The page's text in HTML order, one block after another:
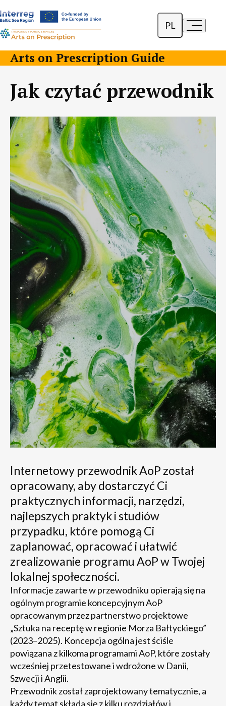
a- a+
PL
English
Lietuvių
Arts on Prescription Guide
Jak czytać przewodnik
Internetowy przewodnik AoP został
opracowany, aby dostarczyć Ci
praktycznych informacji, narzędzi,
najlepszych praktyk i studiów
przypadku, które pomogą Ci
zaplanować, opracować i ułatwić
zrealizowanie programu AoP w Twojej
lokalnej społeczności.
Informacje zawarte w przewodniku opierają się na
ogólnym programie koncepcyjnym AoP
opracowanym przez partnerstwo projektowe
„Sztuka na receptę w regionie Morza Bałtyckiego”
(2023–2025). Koncepcja ogólna jest ściśle
powiązana z kilkoma programami AoP, które zostały
wcześniej przetestowane i wdrożone w Danii,
Szwecji i Anglii.
Przewodnik został zaprojektowany tematycznie, a
każdy temat składa się z kilku rozdziałów i